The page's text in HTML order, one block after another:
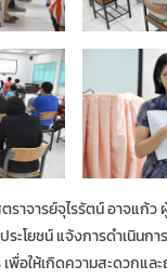
าจารย์จุไรรัตน์ อาจแก้ว
ระโยชน์ แจ้งการดำเนินก
พื่อให้เกิดความสะดวกแล